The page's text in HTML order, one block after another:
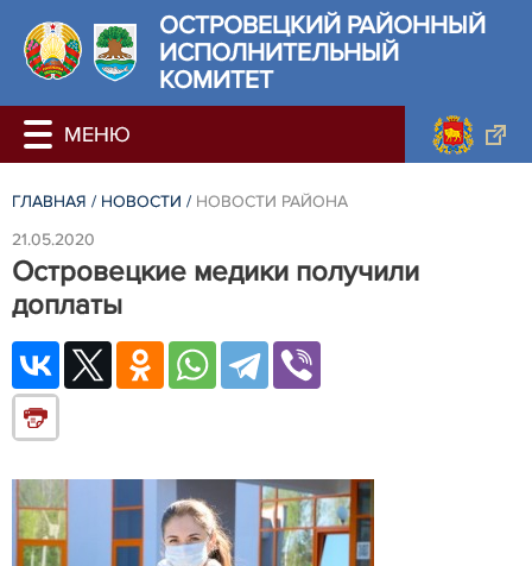
ОСТРОВЕЦКИЙ РАЙОННЫЙ
ИСПОЛНИТЕЛЬНЫЙ
КОМИТЕТ
ГЛАВНАЯ / НОВОСТИ / НОВОСТИ РАЙОНА
21.05.2020
Островецкие медики получили
доплаты